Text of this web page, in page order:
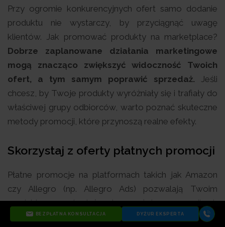
Przy ogromie konkurencyjnych ofert samo dodanie
produktu nie wystarczy, by przyciągnąć uwagę
klientów. Jak promować produkty na marketplace?
Dobrze zaplanowane działania marketingowe
mogą znacząco zwiększyć widoczność Twoich
ofert, a tym samym poprawić sprzedaż. Jeśli
chcesz, by Twoje produkty wyróżniały się i trafiały do
właściwej grupy odbiorców, warto poznać skuteczne
metody promocji, które przynoszą realne efekty.
Skorzystaj z oferty płatnych promocji
Płatne promocje na platformach takich jak Amazon
czy Allegro (np. Allegro Ads) pozwalają Twoim
produktom pojawiać się wyżej w wynikach
wyszukiwania, zwiększając ich widoczność i szanse na
BEZPŁATNA KONSULTACJA DYŻUR EKSPERTA